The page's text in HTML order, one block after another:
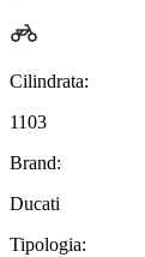
Cilindrata:
1103
Brand:
Ducati
Tipologia: